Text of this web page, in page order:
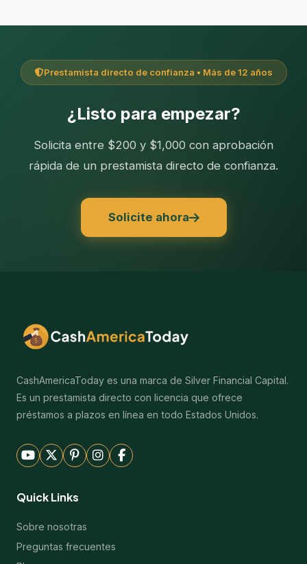
Prestamista directo de confianza • Más de 12 años
¿Listo para empezar?
Solicita entre $200 y $1,000 con aprobación
rápida de un prestamista directo de confianza.
Solicite ahora
CashAmericaToday es una marca de Silver Financial Capital.
Es un prestamista directo con licencia que ofrece
préstamos a plazos en línea en todo Estados Unidos.
Quick Links
Sobre nosotras
Preguntas frecuentes